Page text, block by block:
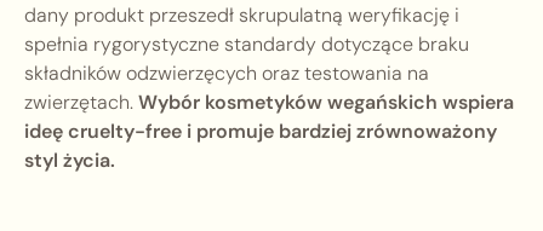
dany produkt przeszedł skrupulatną weryfikację i
spełnia rygorystyczne standardy dotyczące braku
składników odzwierzęcych oraz testowania na
zwierzętach.Wybór kosmetyków wegańskich wspiera
ideę cruelty-free i promuje bardziej zrównoważony
styl życia.